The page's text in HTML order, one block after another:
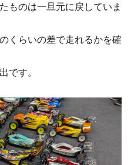
ものは一旦元に戻していま
くらいの差で走れるかを確
です。